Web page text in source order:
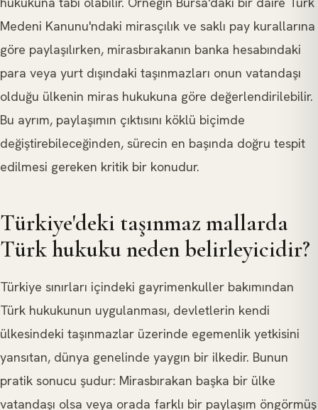
Medeni Kanunu'ndaki mirasçılık ve saklı pay kurallarına
göre paylaşılırken, mirasbırakanın banka hesabındaki
para veya yurt dışındaki taşınmazları onun vatandaşı
olduğu ülkenin miras hukukuna göre değerlendirilebilir.
Bu ayrım, paylaşımın çıktısını köklü biçimde
değiştirebileceğinden, sürecin en başında doğru tespit
edilmesi gereken kritik bir konudur.
Türkiye'deki taşınmaz mallarda
Türk hukuku neden belirleyicidir?
Türkiye sınırları içindeki gayrimenkuller bakımından
Türk hukukunun uygulanması, devletlerin kendi
ülkesindeki taşınmazlar üzerinde egemenlik yetkisini
yansıtan, dünya genelinde yaygın bir ilkedir. Bunun
pratik sonucu şudur: Mirasbırakan başka bir ülke
vatandaşı olsa veya orada farklı bir paylaşım öngörmüş